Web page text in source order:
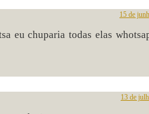
15 de
eu chuparia todas elas
13 de